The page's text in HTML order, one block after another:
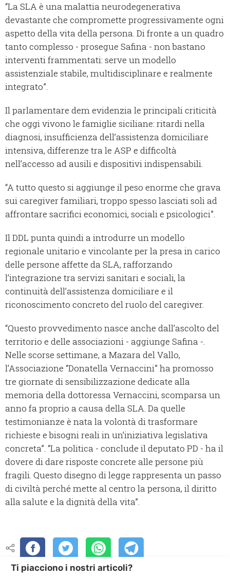
“La SLA è una malattia neurodegenerativa
devastante che compromette progressivamente ogni
aspetto della vita della persona. Di fronte a un quadro
tanto complesso - prosegue Safina - non bastano
interventi frammentati: serve un modello
assistenziale stabile, multidisciplinare e realmente
integrato”.
Il parlamentare dem evidenzia le principali criticità
che oggi vivono le famiglie siciliane: ritardi nella
diagnosi, insufficienza dell’assistenza domiciliare
intensiva, differenze tra le ASP e difficoltà
nell’accesso ad ausili e dispositivi indispensabili.
“A tutto questo si aggiunge il peso enorme che grava
sui caregiver familiari, troppo spesso lasciati soli ad
affrontare sacrifici economici, sociali e psicologici”.
Il DDL punta quindi a introdurre un modello
regionale unitario e vincolante per la presa in carico
delle persone affette da SLA, rafforzando
l’integrazione tra servizi sanitari e sociali, la
continuità dell’assistenza domiciliare e il
riconoscimento concreto del ruolo del caregiver.
“Questo provvedimento nasce anche dall’ascolto del
territorio e delle associazioni - aggiunge Safina -.
Nelle scorse settimane, a Mazara del Vallo,
l’Associazione “Donatella Vernaccini” ha promosso
tre giornate di sensibilizzazione dedicate alla
memoria della dottoressa Vernaccini, scomparsa un
anno fa proprio a causa della SLA. Da quelle
testimonianze è nata la volontà di trasformare
richieste e bisogni reali in un’iniziativa legislativa
concreta”. “La politica - conclude il deputato PD - ha il
dovere di dare risposte concrete alle persone più
fragili. Questo disegno di legge rappresenta un passo
di civiltà perché mette al centro la persona, il diritto
alla salute e la dignità della vita”.
Ti piacciono i nostri articoli?